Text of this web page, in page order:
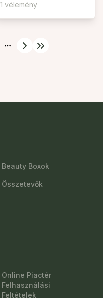
1 vélemény
More pages
Beauty Boxok
Összetevők
Online Piactér
Felhasználási
Feltételek